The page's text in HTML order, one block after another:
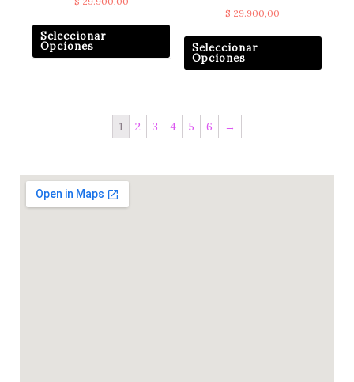
Seleccionar
Opciones
$ 29.900,00
Seleccionar
Opciones
1 2 3 4 5 6 →